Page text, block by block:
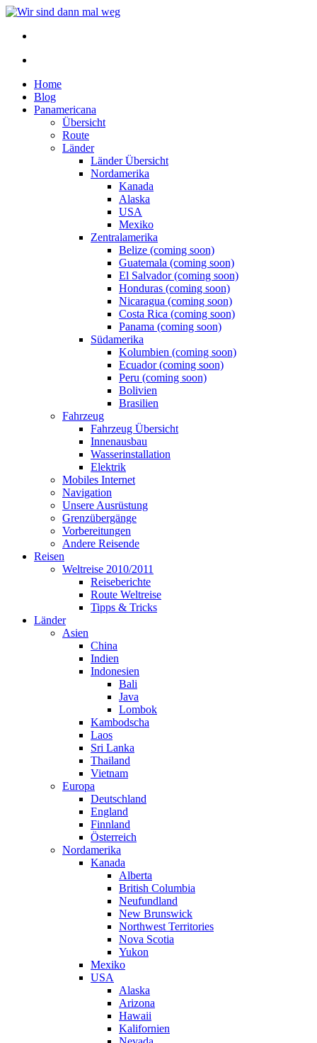
Home
Blog
Panamericana
Übersicht
Route
Länder
Länder Übersicht
Nordamerika
Kanada
Alaska
USA
Mexiko
Zentralamerika
Belize (coming soon)
Guatemala (coming soon)
El Salvador (coming soon)
Honduras (coming soon)
Nicaragua (coming soon)
Costa Rica (coming soon)
Panama (coming soon)
Südamerika
Kolumbien (coming soon)
Ecuador (coming soon)
Peru (coming soon)
Bolivien
Brasilien
Fahrzeug
Fahrzeug Übersicht
Innenausbau
Wasserinstallation
Elektrik
Mobiles Internet
Navigation
Unsere Ausrüstung
Grenzübergänge
Vorbereitungen
Andere Reisende
Reisen
Weltreise 2010/2011
Reiseberichte
Route Weltreise
Tipps & Tricks
Länder
Asien
China
Indien
Indonesien
Bali
Java
Lombok
Kambodscha
Laos
Sri Lanka
Thailand
Vietnam
Europa
Deutschland
England
Finnland
Österreich
Nordamerika
Kanada
Alberta
British Columbia
Neufundland
New Brunswick
Northwest Territories
Nova Scotia
Yukon
Mexiko
USA
Alaska
Arizona
Hawaii
Kalifornien